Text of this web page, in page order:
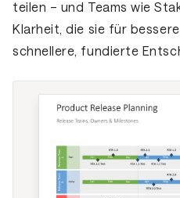
teilen – und Teams wie
Klarheit, die sie für
schnellere, fundierte